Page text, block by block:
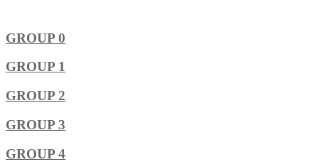
GROUP 0
GROUP 1
GROUP 2
GROUP 3
GROUP 4